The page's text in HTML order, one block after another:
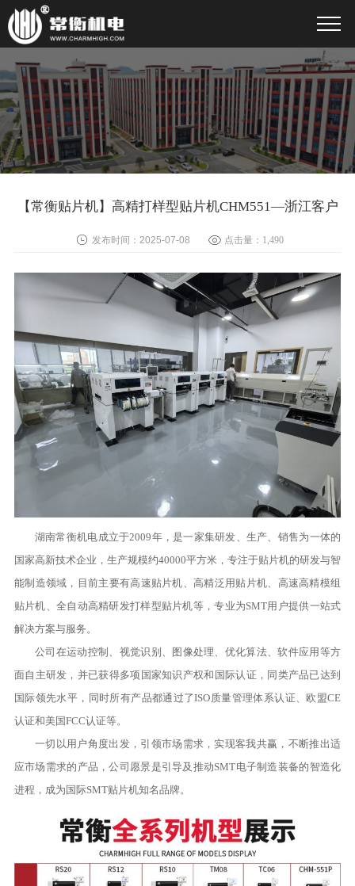
【常衡贴片机】高精打样型贴片机CHM551—浙江客户
发布时间：2025-07-08 点击量： 1,490
湖南常衡机电成立于2009年，是一家集研发、生产、销售为一体的
国家高新技术企业，生产规模约40000平方米，专注于贴片机的研发与智
能制造领域，目前主要有高速贴片机、高精泛用贴片机、高速高精模组
贴片机、全自动高精研发打样型贴片机等，专业为SMT用户提供一站式
解决方案与服务。
公司在运动控制、视觉识别、图像处理、优化算法、软件应用等方
面自主研发，并已获得多项国家知识产权和国际认证，同类产品已达到
国际领先水平，同时所有产品都通过了ISO质量管理体系认证、欧盟CE
认证和美国FCC认证等。
一切以用户角度出发，引领市场需求，实现客我共赢，不断推出适
应市场需求的产品，公司愿景是引导及推动SMT电子制造装备的智造化
进程，成为国际SMT贴片机知名品牌。